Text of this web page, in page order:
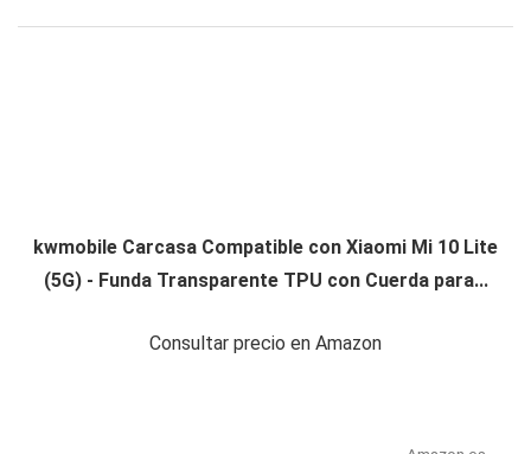
kwmobile Carcasa Compatible con Xiaomi Mi 10 Lite
(5G) - Funda Transparente TPU con Cuerda para...
Consultar precio en Amazon